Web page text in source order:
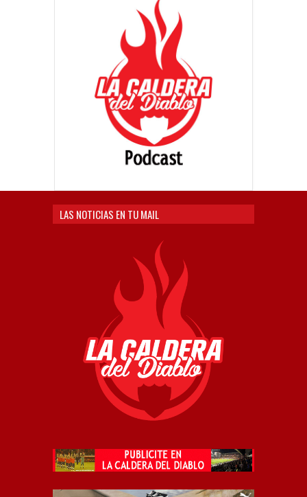
LAS NOTICIAS EN TU MAIL